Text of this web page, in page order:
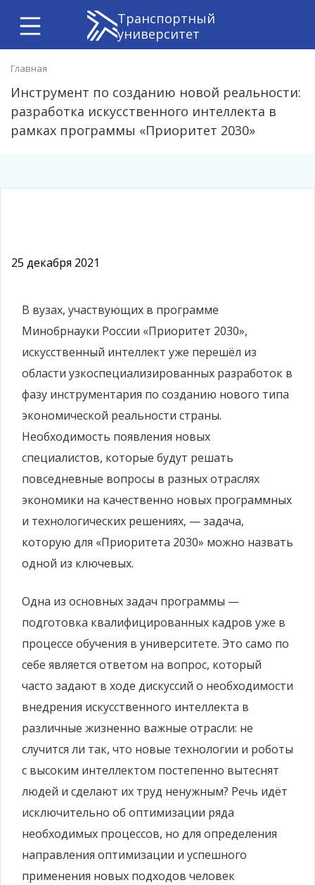
Транспортный
университет
Главная
Инструмент по созданию новой реальности:
разработка искусственного интеллекта в
рамках программы «Приоритет 2030»
25 декабря 2021
В вузах, участвующих в программе
Минобрнауки России «Приоритет 2030»,
искусственный интеллект уже перешёл из
области узкоспециализированных разработок в
фазу инструментария по созданию нового типа
экономической реальности страны.
Необходимость появления новых
специалистов, которые будут решать
повседневные вопросы в разных отраслях
экономики на качественно новых программных
и технологических решениях, — задача,
которую для «Приоритета 2030» можно назвать
одной из ключевых.
Одна из основных задач программы —
подготовка квалифицированных кадров уже в
процессе обучения в университете. Это само по
себе является ответом на вопрос, который
часто задают в ходе дискуссий о необходимости
внедрения искусственного интеллекта в
различные жизненно важные отрасли: не
случится ли так, что новые технологии и роботы
с высоким интеллектом постепенно вытеснят
людей и сделают их труд ненужным? Речь идёт
исключительно об оптимизации ряда
необходимых процессов, но для определения
направления оптимизации и успешного
применения новых подходов человек